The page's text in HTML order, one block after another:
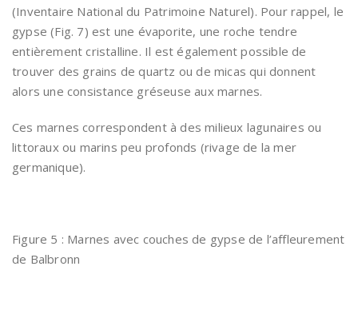
(Inventaire National du Patrimoine Naturel). Pour rappel, le
gypse (Fig. 7) est une évaporite, une roche tendre
entièrement cristalline. Il est également possible de
trouver des grains de quartz ou de micas qui donnent
alors une consistance gréseuse aux marnes.
Ces marnes correspondent à des milieux lagunaires ou
littoraux ou marins peu profonds (rivage de la mer
germanique).
Figure 5 : Marnes avec couches de gypse de l’affleurement
de Balbronn